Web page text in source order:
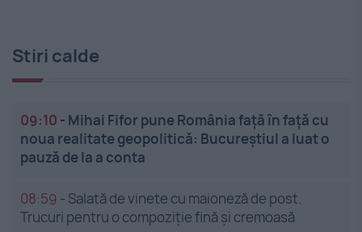
Stiri calde
09:10 - Mihai Fifor pune România față în față cu
noua realitate geopolitică: Bucureștiul a luat o
pauză de la a conta
08:59 - Salată de vinete cu maioneză de post.
Trucuri pentru o compoziție fină și cremoasă